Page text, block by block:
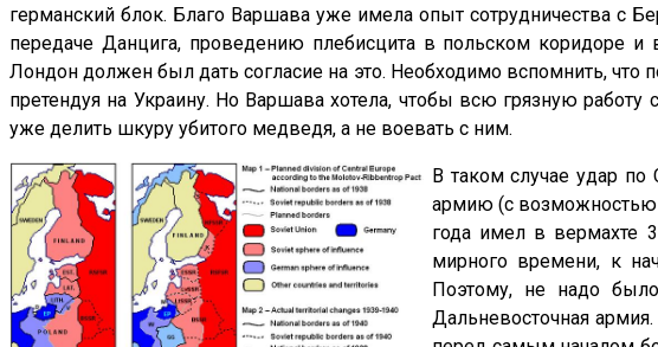
германский блок. Благо Варшава уже имела опыт сотрудничества с
передаче Данцига, проведению плебисцита в польском коридоре
Лондон должен был дать согласие на это. Необходимо вспомнить, что
претендуя на Украину. Но Варшава хотела, чтобы всю грязную
уже делить шкуру убитого медведя, а не воевать с ним.
В таком случае удар
армию (с возможностью
года имел в вермахте
мирного времени, к
Поэтому, не надо
Дальневосточная